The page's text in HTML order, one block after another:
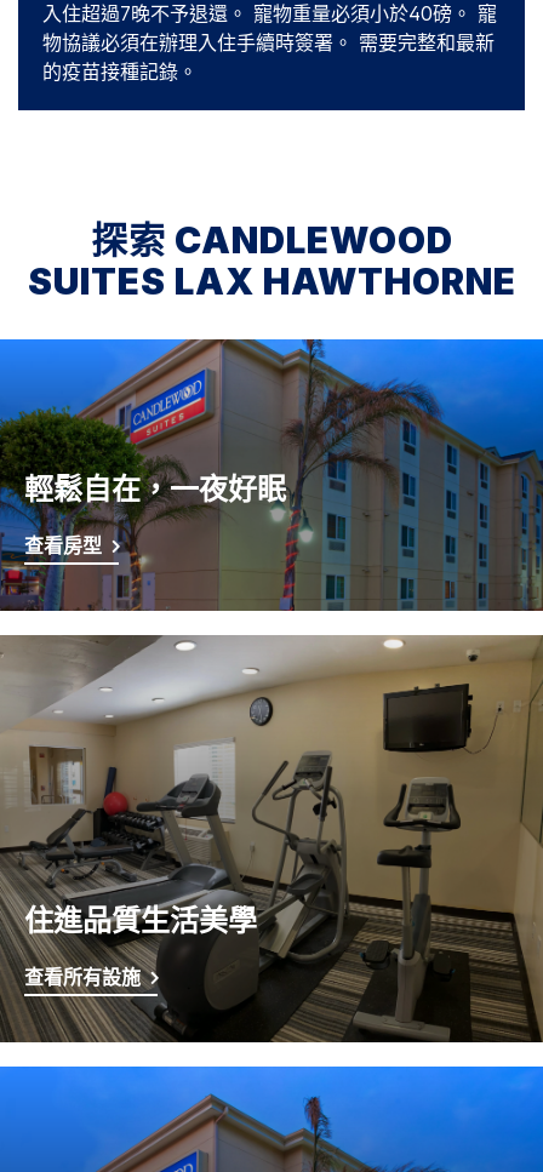
入住超過7晚不予退還。 寵物重量必須小於40磅。 寵
物協議必須在辦理入住手續時簽署。 需要完整和最新
的疫苗接種記錄。
探索 CANDLEWOOD
SUITES LAX HAWTHORNE
輕鬆自在，一夜好眠
查看房型
住進品質生活美學
查看所有設施